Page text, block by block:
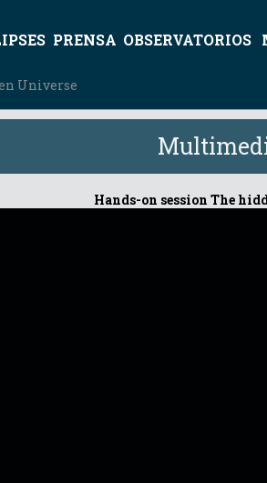
PRENSA OBSERVATORIOS
Universe
Hands-on session The